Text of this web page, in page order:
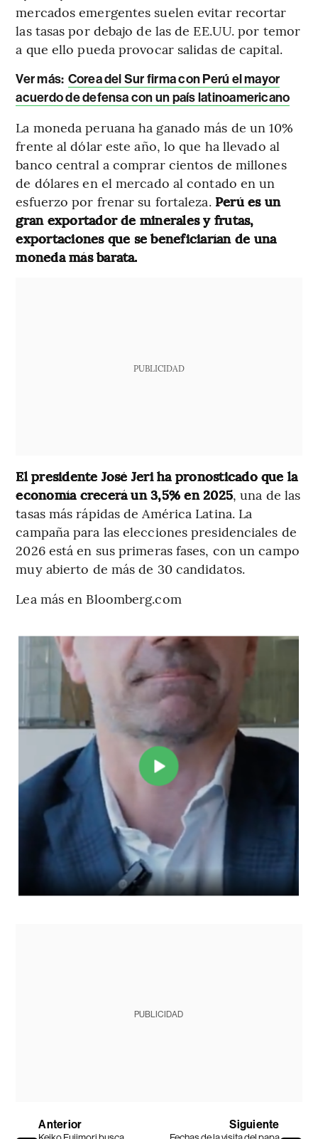
mercados emergentes suelen evitar recortar
las tasas por debajo de las de EE.UU. por temor
a que ello pueda provocar salidas de capital.
Ver más: Corea del Sur firma con Perú el mayor
acuerdo de defensa con un país latinoamericano
La moneda peruana ha ganado más de un 10%
frente al dólar este año, lo que ha llevado al
banco central a comprar cientos de millones
de dólares en el mercado al contado en un
esfuerzo por frenar su fortaleza. Perú es un
gran exportador de minerales y frutas,
exportaciones que se beneficiarían de una
moneda más barata.
PUBLICIDAD
El presidente José Jeri ha pronosticado que la
economía crecerá un 3,5% en 2025, una de las
tasas más rápidas de América Latina. La
campaña para las elecciones presidenciales de
2026 está en sus primeras fases, con un campo
muy abierto de más de 30 candidatos.
Lea más en Bloomberg.com
PUBLICIDAD
Anterior Siguiente